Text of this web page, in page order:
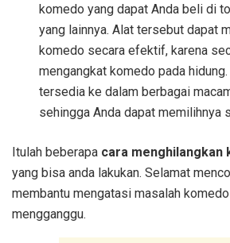
komedo yang dapat Anda beli di
yang lainnya. Alat tersebut dapat
komedo secara efektif, karena
mengangkat komedo pada
tersedia ke dalam berbagai
sehingga Anda dapat memilihnya
Itulah beberapa cara menghilangkan
yang bisa anda lakukan. Selamat
membantu mengatasi masalah
mengganggu.